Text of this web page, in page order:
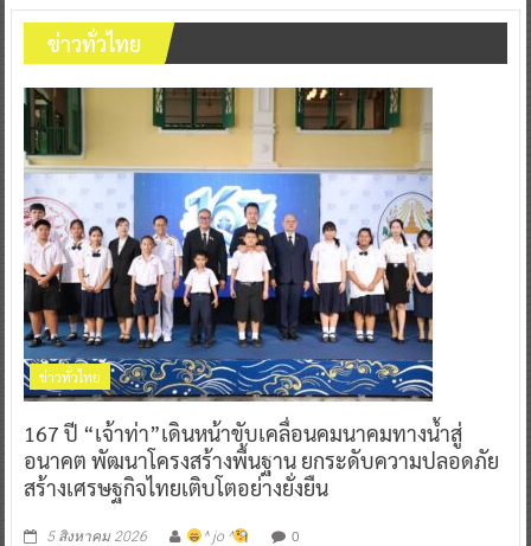
ข่าวทั่วไทย
ข่าวทั่วไทย
167 ปี “เจ้าท่า”เดินหน้าขับเคลื่อนคมนาคมทางน้ำสู่
อนาคต พัฒนาโครงสร้างพื้นฐาน ยกระดับความปลอดภัย
สร้างเศรษฐกิจไทยเติบโตอย่างยั่งยืน
5 สิงหาคม 2026 ^ jo ^ 0